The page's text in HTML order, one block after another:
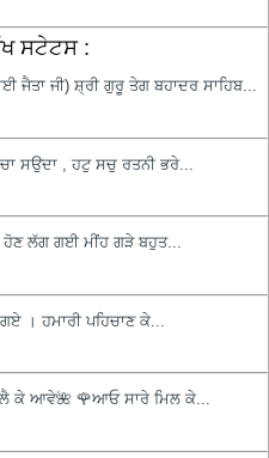
ਸਟੇਟਸ :
ਜੈਤਾ ਜੀ) ਸ਼੍ਰੀ ਗੁਰੂ ਤੇਗ ਬਹਾਦਰ ਸਾਹਿਬ...
ਸਉਦਾ , ਹਟੁ ਸਚੁ ਰਤਨੀ ਭਰੇ...
ਹੋਣ ਲੱਗ ਗਈ ਮੀਂਹ ਗੜੇ ਬਹੁਤ...
। ਹਮਾਰੀ ਪਹਿਚਾਣ ਕੇ...
ਕੇ ਆਵੇ🌺 🌹ਆਓ ਸਾਰੇ ਮਿਲ ਕੇ...